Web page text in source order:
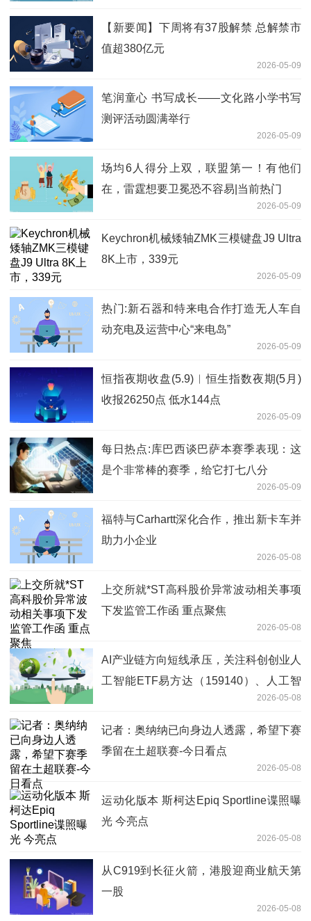
【新要闻】下周将有37股解禁 总解禁市
值超380亿元
2026-05-09
笔润童心 书写成长——文化路小学书写
测评活动圆满举行
2026-05-09
场均6人得分上双，联盟第一！有他们
在，雷霆想要卫冕恐不容易|当前热门
2026-05-09
Keychron机械矮轴ZMK三模键盘J9 Ultra
8K上市，339元
2026-05-09
热门:新石器和特来电合作打造无人车自
动充电及运营中心“来电岛”
2026-05-09
恒指夜期收盘(5.9)︱恒生指数夜期(5月)
收报26250点 低水144点
2026-05-09
每日热点:库巴西谈巴萨本赛季表现：这
是个非常棒的赛季，给它打七八分
2026-05-09
福特与Carhartt深化合作，推出新卡车并
助力小企业
2026-05-08
上交所就*ST高科股价异常波动相关事项
下发监管工作函 重点聚焦
2026-05-08
AI产业链方向短线承压，关注科创创业人
工智能ETF易方达（159140）、人工智
能ETF易方达（159819）投资机会-今日
看点
2026-05-08
记者：奥纳纳已向身边人透露，希望下赛
季留在土超联赛-今日看点
2026-05-08
运动化版本 斯柯达Epiq Sportline谍照曝
光 今亮点
2026-05-08
从C919到长征火箭，港股迎商业航天第
一股
2026-05-08